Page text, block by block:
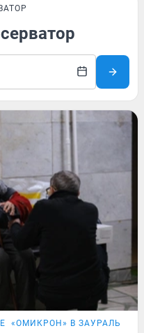
«ОМИКРОН» В ЗАУРАЛЬЕ